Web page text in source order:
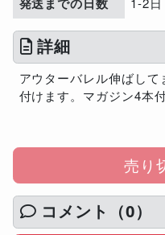
詳細
アウターバレル伸ばし
付けます。マガジン4本
売り
コメント（0）